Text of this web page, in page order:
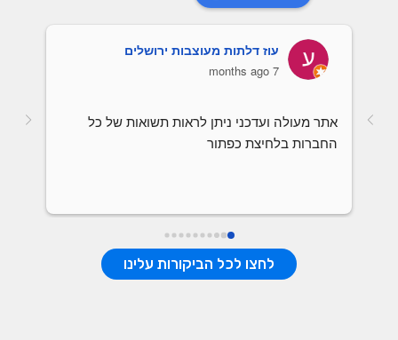
עוז דלתות מעוצבות ירושלים
7 months ago
החברות בלחיצת כפתור
לחצו לכל הביקורות עלינו